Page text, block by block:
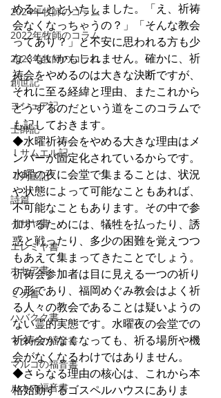
2024年牧師のコラム
2022年牧師のコラム
2023年牧師のコラム
創世記
ヨシュア記
士師記
Ⅰサムエル記
Ⅰ列王記
詩篇
イザヤ書
エレミヤ書
ホセア書
ミカ書
ハバクク書
マタイの福音書
マルコの福音書
ルカの福音書
めることといたしました。「え、祈祷
会なくなっちゃうの？」「そんな教会
ってあり？」と不安に思われる方も少
なくないかもしれません。確かに、祈
祷会をやめるのは大きな決断ですが、
それに至る経緯と理由、またこれから
どうするのだという道をこのコラムで
も記しておきます。
◆水曜祈祷会をやめる大きな理由はメ
ンバーが固定化されているからです。
水曜の夜に会堂で集まることは、状況
や状態によって可能なこともあれば、
不可能なこともあります。その中で参
加するためには、犠牲を払ったり、誘
惑と戦ったり、多少の困難を覚えつつ
もあえて集まってきたことでしょう。
祈祷会参加者は目に見える一つの祈り
の形であり、福岡めぐみ教会はよく祈
る人々の教会であることは疑いようの
ない霊的実態です。水曜夜の会堂での
祈祷会がなくなっても、祈る場所や機
会がなくなるわけではありません。
◆さらなる理由の核心は、これから本
格始動するゴスペルハウスにありま